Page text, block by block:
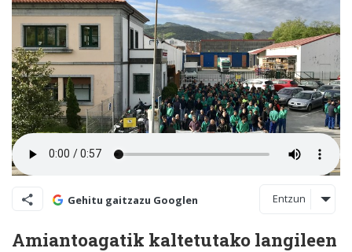
Gehitu gaitzazu Googlen Entzun
Amiantoagatik kaltetutako langileen